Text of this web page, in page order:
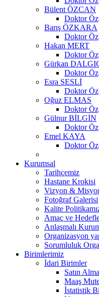
Bülent ÖZCAN
Doktor
Barış ÖZKARA
Doktor
Hakan MERT
Doktor
Gürkan
Doktor
Esra SESLİ
Doktor
Oğuz ELMAS
Doktor
Gülnur BİLGİN
Doktor
Emel KAYA
Doktor
Kurumsal
Tarihçemiz
Hastane Krokisi
Vizyon &
Fotoğraf Galerisi
Kalite
Amaç ve
Anlaşmalı
Organizasyon
Sorumluluk
Birimlerimiz
İdari Birimler
Satın Alma
Maaş
İstatistik